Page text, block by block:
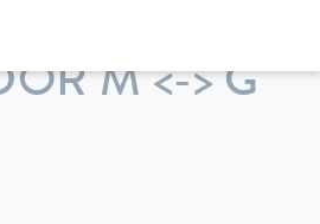
M <-> G